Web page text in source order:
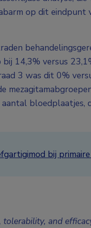
op dit eindpunt
14,3% versus
3 was dit 0%
bloedplaatjes,
bij
tolerability, and